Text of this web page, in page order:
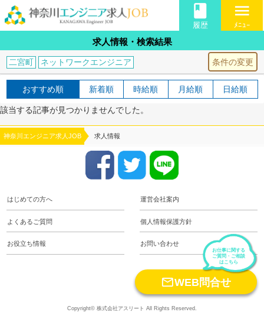
book
履歴
menu
ﾒﾆｭｰ
求人情報・検索結果
条件の変更
二宮町 ネットワークエンジニア
おすすめ順 新着順 時給順 月給順 日給順
該当する記事が見つかりませんでした。
神奈川エンジニア求人JOB 求人情報
はじめての方へ 運営会社案内
よくあるご質問 個人情報保護方針
お役立ち情報 お問い合わせ
お仕事に関する
ご質問・ご相談
はこちら
WEB問合せ
Copyright© 株式会社アスリート All Rights Reserved.